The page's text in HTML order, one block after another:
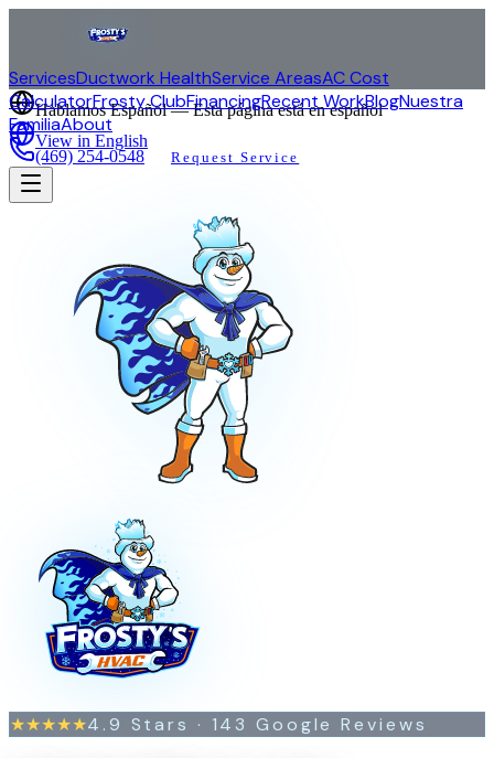
ServicesDuctwork HealthService AreasAC Cost
CalculatorFrosty ClubFinancingRecent WorkBlogNuestra
FamiliaAbout
(469) 254-0548 Request Service
Hablamos Español — Esta página está en español
View in English
★★★★★4.9 Stars · 143 Google Reviews